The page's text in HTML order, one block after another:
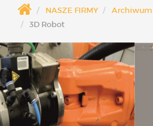
NASZE FIRMY
3D Robot